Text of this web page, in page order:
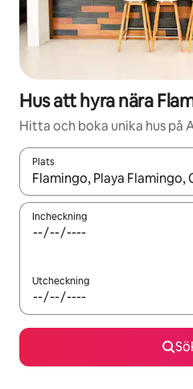
Hus att hyra nära
Hitta och boka unika hus på
Plats
När resultaten är tillgängliga
Incheckning
Utcheckning